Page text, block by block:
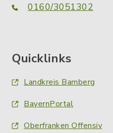
0160/3051302
Quicklinks
Landkreis Bamberg
BayernPortal
Oberfranken Offensiv